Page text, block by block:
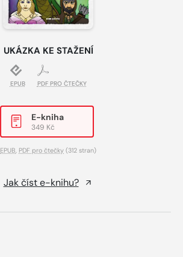
UKÁZKA KE STAŽENÍ
EPUB PDF PRO ČTEČKY
E-kniha
349 Kč
EPUB, PDF pro čtečky (312 stran)
Jak číst e-knihu?